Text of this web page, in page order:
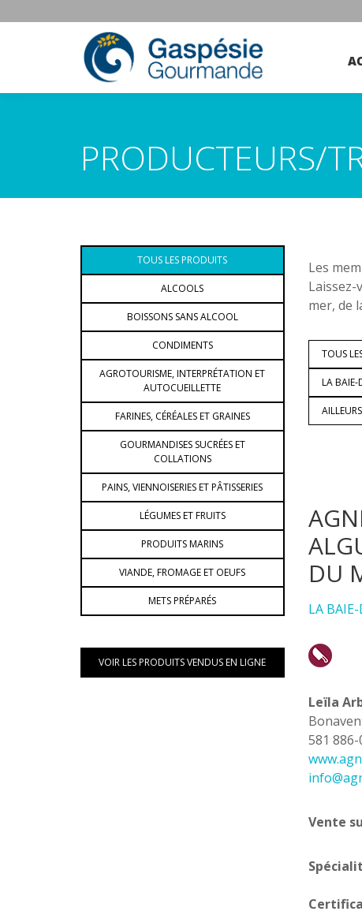
PRODUCTEURS/
TOUS LES PRODUITS
ALCOOLS
BOISSONS SANS ALCOOL
CONDIMENTS
AGROTOURISME, INTERPRÉTATION ET
AUTOCUEILLETTE
FARINES, CÉRÉALES ET GRAINES
GOURMANDISES SUCRÉES ET
COLLATIONS
PAINS, VIENNOISERIES ET PÂTISSERIES
LÉGUMES ET FRUITS
PRODUITS MARINS
VIANDE, FROMAGE ET OEUFS
METS PRÉPARÉS
VOIR LES PRODUITS VENDUS EN LIGNE
Les
mer, de
TOUS
LA BAIE-
DU
LA
Leïla
581 886-
Vente